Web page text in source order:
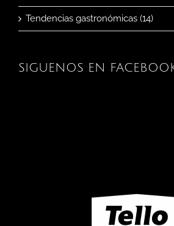
Tendencias gastronómicas (14)
SIGUENOS EN